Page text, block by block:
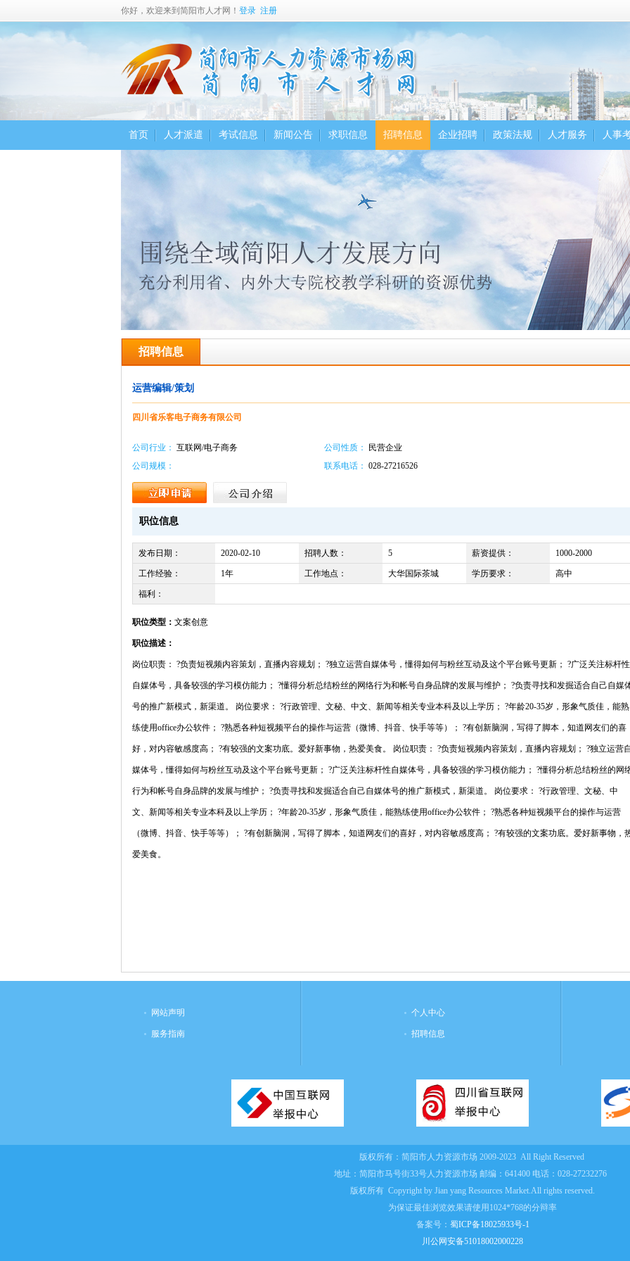
你好，欢迎来到简阳市人才网！ 登录 注册
首页 人才派遣 考试信息 新闻公告 求职信息 招聘信息 企业招聘 政策法规 人才服务 人事
招聘信息
运营编辑/策划
四川省乐客电子商务有限公司
公司行业： 互联网/电子商务 公司性质：
民营企业
公司规模：
联系电话： 028-27216526
职位信息
发布日期： 2020-02-10 招聘人数： 5 薪资提供： 1000-2000
工作经验： 1年 工作地点： 大华国际茶城 学历要求： 高中
福利：
职位类型： 文案创意
职位描述：
岗位职责： ?负责短视频内容策划，直播内容规划； ?独立运营自媒体号，懂得如何与粉丝互动及这个平台账号更新； ?广泛关注标杆性
自媒体号，具备较强的学习模仿能力； ?懂得分析总结粉丝的网络行为和帐号自身品牌的发展与维护； ?负责寻找和发掘适合自己自媒
号的推广新模式，新渠道。 岗位要求： ?行政管理、文秘、中文、新闻等相关专业本科及以上学历； ?年龄20-35岁，形象气质佳，能熟
练使用office办公软件； ?熟悉各种短视频平台的操作与运营（微博、抖音、快手等等）； ?有创新脑洞，写得了脚本，知道网友们的喜
好，对内容敏感度高； ?有较强的文案功底。爱好新事物，热爱美食。 岗位职责： ?负责短视频内容策划，直播内容规划； ?独立运营
媒体号，懂得如何与粉丝互动及这个平台账号更新； ?广泛关注标杆性自媒体号，具备较强的学习模仿能力； ?懂得分析总结粉丝的网
行为和帐号自身品牌的发展与维护； ?负责寻找和发掘适合自己自媒体号的推广新模式，新渠道。 岗位要求： ?行政管理、文秘、中
文、新闻等相关专业本科及以上学历； ?年龄20-35岁，形象气质佳，能熟练使用office办公软件； ?熟悉各种短视频平台的操作与运营
（微博、抖音、快手等等）； ?有创新脑洞，写得了脚本，知道网友们的喜好，对内容敏感度高； ?有较强的文案功底。爱好新事物，
爱美食。
网站声明
服务指南
个人中心
招聘信息
版权所有： 简阳市人力资源市场 2009-2023 All Right Reserved
地址：简阳市马号街33号人力资源市场 邮编：641400 电话：028-27232276
版权所有 Copyright by Jian yang Resources Market.All rights reserved.
为保证最佳浏览效果请使用1024*768的分辩率
备案号： 蜀ICP备18025933号-1
川公网安备51018002000228